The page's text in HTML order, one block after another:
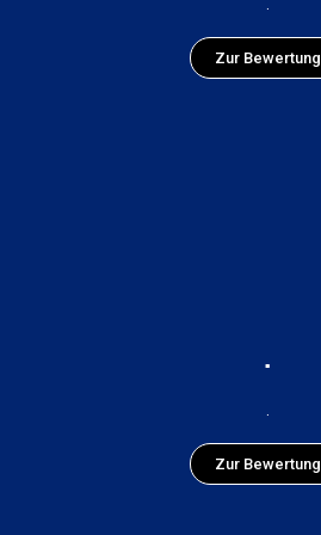
Zur Bewertung
.
Zur Bewertung